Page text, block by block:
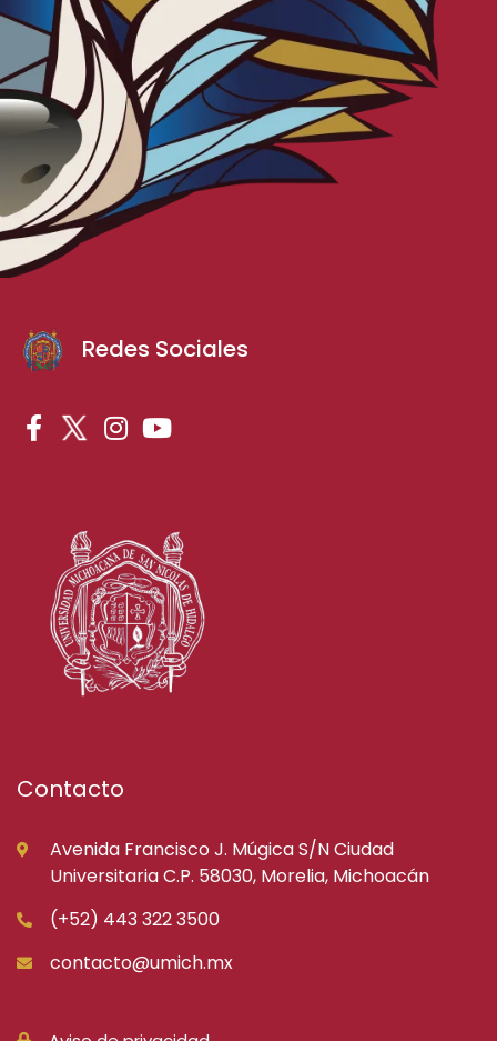
Redes Sociales
Contacto
Avenida Francisco J. Múgica S/N Ciudad
Universitaria C.P. 58030, Morelia, Michoacán
(+52) 443 322 3500
contacto@umich.mx